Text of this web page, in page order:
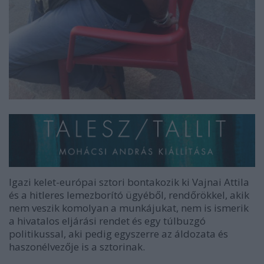
Igazi kelet-európai sztori bontakozik ki Vajnai Attila
és a hitleres lemezborító ügyéből, rendőrökkel, akik
nem veszik komolyan a munkájukat, nem is ismerik
a hivatalos eljárási rendet és egy túlbuzgó
politikussal, aki pedig egyszerre az áldozata és
haszonélvezője is a sztorinak.